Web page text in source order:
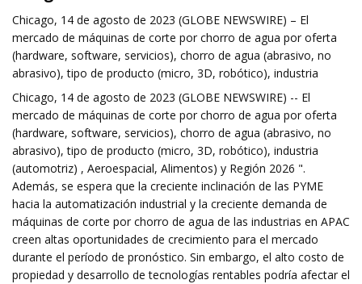
Chicago, 14 de agosto de 2023 (GLOBE NEWSWIRE) – El
mercado de máquinas de corte por chorro de agua por oferta
(hardware, software, servicios), chorro de agua (abrasivo, no
abrasivo), tipo de producto (micro, 3D, robótico), industria
Chicago, 14 de agosto de 2023 (GLOBE NEWSWIRE) -- El
mercado de máquinas de corte por chorro de agua por oferta
(hardware, software, servicios), chorro de agua (abrasivo, no
abrasivo), tipo de producto (micro, 3D, robótico), industria
(automotriz) , Aeroespacial, Alimentos) y Región 2026 ".
Además, se espera que la creciente inclinación de las PYME
hacia la automatización industrial y la creciente demanda de
máquinas de corte por chorro de agua de las industrias en APAC
creen altas oportunidades de crecimiento para el mercado
durante el período de pronóstico. Sin embargo, el alto costo de
propiedad y desarrollo de tecnologías rentables podría afectar el